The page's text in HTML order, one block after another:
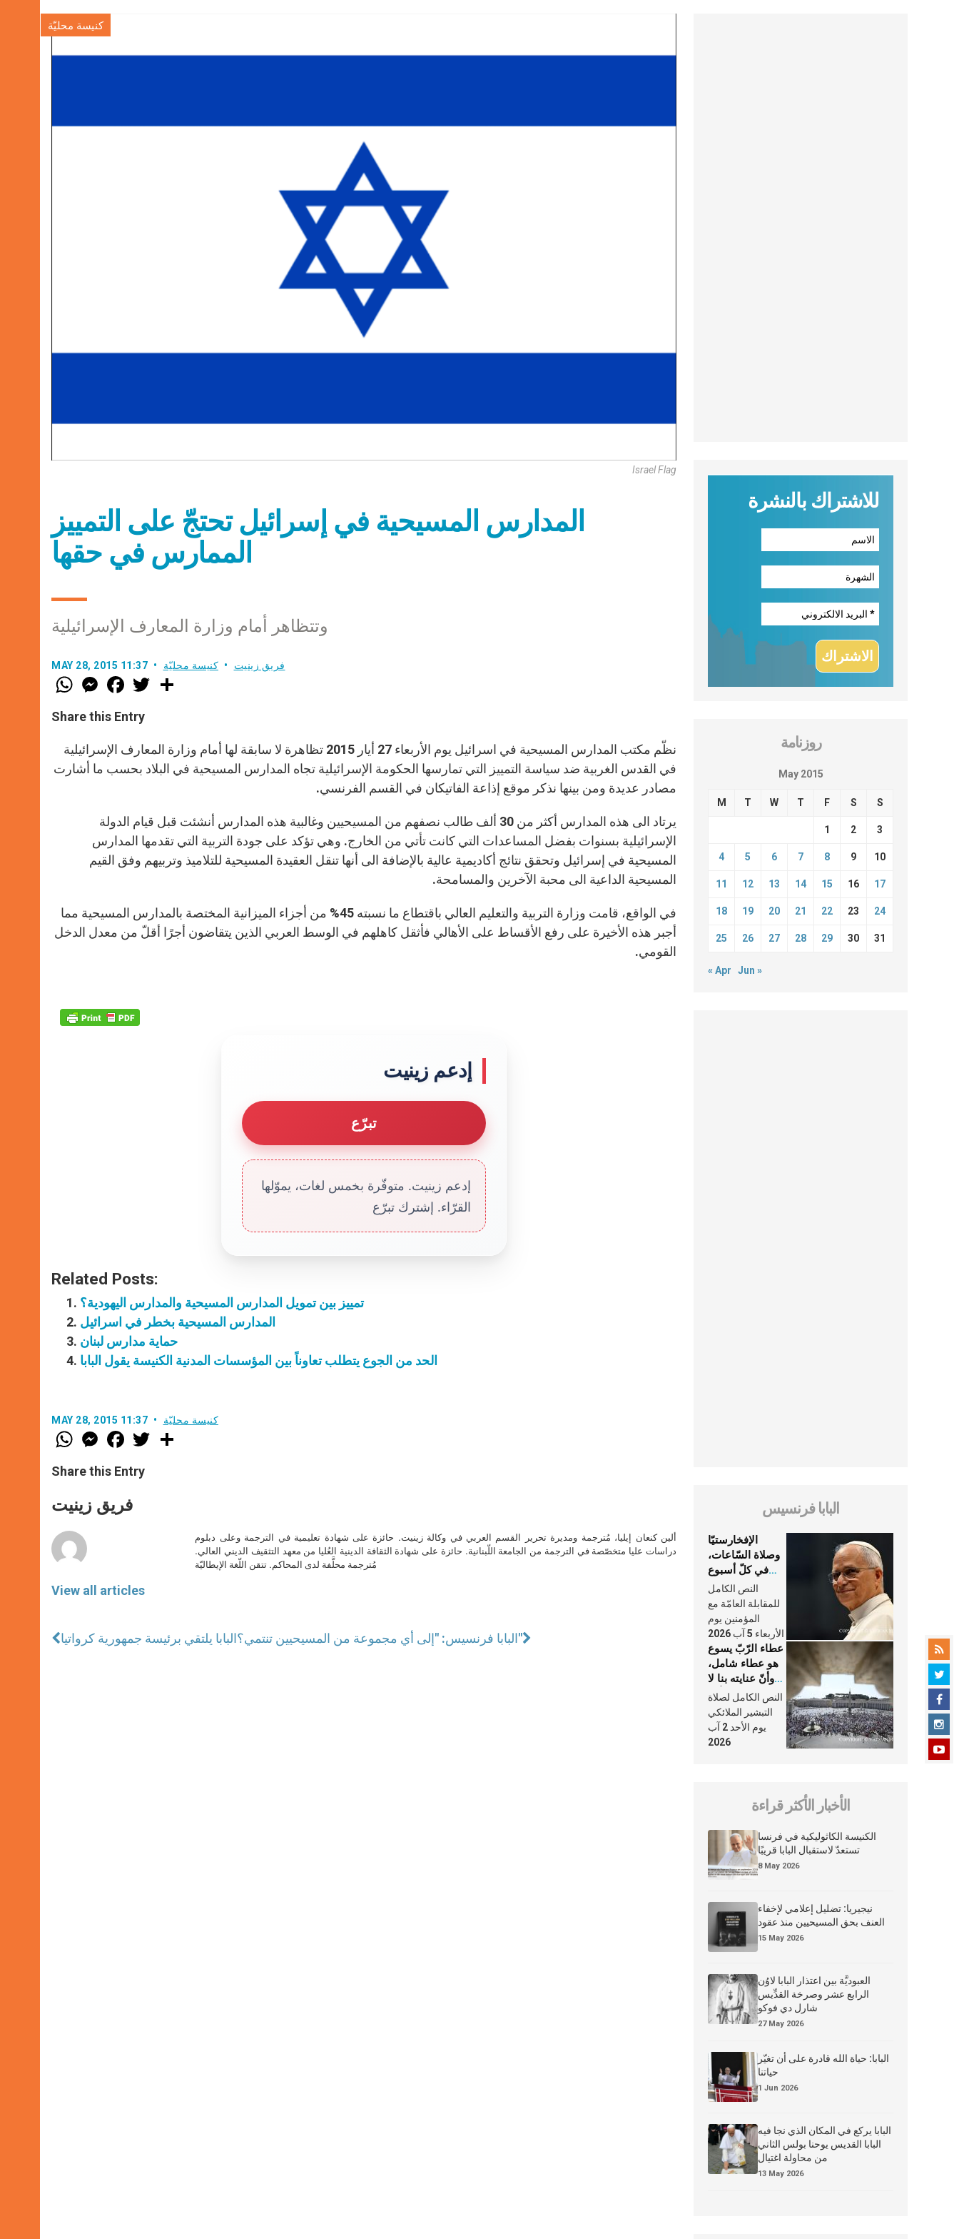
كنيسة محليّة
Israel Flag
المدارس المسيحية في إسرائيل تحتجّ على التمييز
الممارس في حقها
وتتظاهر أمام وزارة المعارف الإسرائيلية
MAY 28, 2015 11:37 فريق زينيت كنيسة محليّة
W
h
t
s
p
p
M
e
s
e
g
e
r
F
a
e
b
o
k
w
r
Share this Entry
نظّم مكتب المدارس المسيحية في اسرائيل يوم الأربعاء 27 أيار 2015 تظاهرة لا سابقة لها أمام وزارة المعارف الإسرائيلية
في القدس الغربية ضد سياسة التمييز التي تمارسها الحكومة الإسرائيلية تجاه المدارس المسيحية في البلاد بحسب ما أشارت
مصادر عديدة ومن بينها نذكر موقع إذاعة الفاتيكان في القسم الفرنسي.
يرتاد الى هذه المدارس أكثر من 30 ألف طالب نصفهم من المسيحيين وغالبية هذه المدارس أنشئت قبل قيام الدولة
الإسرائيلية بسنوات بفضل المساعدات التي كانت تأتي من الخارج. وهي تؤكد على جودة التربية التي تقدمها المدارس
المسيحية في إسرائيل وتحقق نتائج أكاديمية عالية بالإضافة الى أنها تنقل العقيدة المسيحية للتلاميذ وتربيهم وفق القيم
المسيحية الداعية الى محبة الآخرين والمسامحة.
في الواقع، قامت وزارة التربية والتعليم العالي باقتطاع ما نسبته 45% من أجزاء الميزانية المختصة بالمدارس المسيحية مما
أجبر هذه الأخيرة على رفع الأقساط على الأهالي فأثقل كاهلهم في الوسط العربي الذين يتقاضون أجرًا أقلّ من معدل الدخل
القومي.
إدعم زينيت
تبرّع
إدعم زينيت. متوفّرة بخمس لغات، يموّلها
القرّاء. إشترك تبرّع
Related Posts:
تمييز بين تمويل المدارس المسيحية والمدارس اليهودية؟
المدارس المسيحية بخطر في اسرائيل
حماية مدارس لبنان
الحد من الجوع يتطلب تعاوناً بين المؤسسات المدنية الكنيسة يقول البابا
MAY 28, 2015 11:37 كنيسة محليّة
W
h
t
s
p
p
M
e
s
e
g
e
F
a
e
b
o
k
w
Share this Entry
فريق زينيت
View all articles
ألين كنعان إيليا، مُترجمة ومديرة تحرير القسم العربي في وكالة زينيت. حائزة على شهادة تعليمية في الترجمة وعلى دبلوم
دراسات عليا متخصّصة في الترجمة من الجامعة اللّبنانية. حائزة على شهادة الثقافة الدينية العُليا من معهد التثقيف الديني العالي.
مُترجمة محلَّفة لدى المحاكم. تتقن اللّغة الإيطاليّة
البابا يلتقي برئيسة جمهورية كرواتيا البابا فرنسيس: "إلى أي مجموعة من المسيحيين تنتمي؟"
للاشتراك بالنشرة
روزنامة
May 2015
M T W T F S S
1 2 3
4 5 6 7 8 9 10
11 12 13 14 15 16 17
18 19 20 21 22 23 24
25 26 27 28 29 30 31
« Apr Jun »
البابا فرنسيس
الإفخارستيّا
وصلاة السّاعات،
في كلّ أسبوع
وكلّ يوم، هما
النَّفَس في حياة
الكنيسة
النص الكامل
للمقابلة العامّة مع
المؤمنين يوم
الأربعاء 5 آب 2026
عطاء الرّبّ يسوع
هو عطاء شامل،
وأنّ عنايته بنا لا
تغيب عنّا أبدًا
النص الكامل لصلاة
التبشير الملائكي
يوم الأحد 2 آب
2026
الأخبار الأكثر قراءة
الكنيسة الكاثوليكية في فرنسا
تستعدّ لاستقبال البابا قريبًا
8 May 2026
نيجيريا: تضليل إعلامي لإخفاء
العنف بحق المسيحيين منذ عقود
15 May 2026
العبوديَّة بين اعتذار البابا لاوُن
الرابع عشر وصرخة القدِّيس
شارل دي فوكو
27 May 2026
البابا: حياة الله قادرة على أن تغيّر
حياتنا
1 Jun 2026
البابا يركع في المكان الذي نجا فيه
البابا القديس يوحنا بولس الثاني
من محاولة اغتيال
13 May 2026